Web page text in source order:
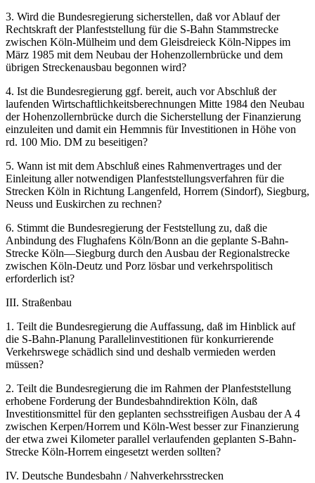
3. Wird die Bundesregierung sicherstellen, daß vor Ablauf der
Rechtskraft der Planfeststellung für die S-Bahn Stammstrecke
zwischen Köln-Mülheim und dem Gleisdreieck Köln-Nippes im
März 1985 mit dem Neubau der Hohenzollernbrücke und dem
übrigen Streckenausbau begonnen wird?
4. Ist die Bundesregierung ggf. bereit, auch vor Abschluß der
laufenden Wirtschaftlichkeitsberechnungen Mitte 1984 den Neubau
der Hohenzollernbrücke durch die Sicherstellung der Finanzierung
einzuleiten und damit ein Hemmnis für Investitionen in Höhe von
rd. 100 Mio. DM zu beseitigen?
5. Wann ist mit dem Abschluß eines Rahmenvertrages und der
Einleitung aller notwendigen Planfeststellungsverfahren für die
Strecken Köln in Richtung Langenfeld, Horrem (Sindorf), Siegburg,
Neuss und Euskirchen zu rechnen?
6. Stimmt die Bundesregierung der Feststellung zu, daß die
Anbindung des Flughafens Köln/Bonn an die geplante S-Bahn-
Strecke Köln—Siegburg durch den Ausbau der Regionalstrecke
zwischen Köln-Deutz und Porz lösbar und verkehrspolitisch
erforderlich ist?
III. Straßenbau
1. Teilt die Bundesregierung die Auffassung, daß im Hinblick auf
die S-Bahn-Planung Parallelinvestitionen für konkurrierende
Verkehrswege schädlich sind und deshalb vermieden werden
müssen?
2. Teilt die Bundesregierung die im Rahmen der Planfeststellung
erhobene Forderung der Bundesbahndirektion Köln, daß
Investitionsmittel für den geplanten sechsstreifigen Ausbau der A 4
zwischen Kerpen/Horrem und Köln-West besser zur Finanzierung
der etwa zwei Kilometer parallel verlaufenden geplanten S-Bahn-
Strecke Köln-Horrem eingesetzt werden sollten?
IV. Deutsche Bundesbahn / Nahverkehrsstrecken